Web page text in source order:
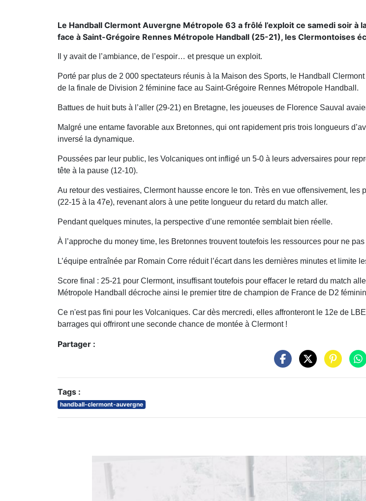
Le Handball Clermont Auvergne Métropole 63 a frôlé l’exploit ce samedi soir
face à Saint-Grégoire Rennes Métropole Handball (25-21), les Clermontoises
Il y avait de l’ambiance, de l’espoir… et presque un exploit.
Porté par plus de 2 000 spectateurs réunis à la Maison des Sports, le Handball
de la finale de Division 2 féminine face au Saint-Grégoire Rennes Métropole Handball.
Battues de huit buts à l’aller (29-21) en Bretagne, les joueuses de Florence Sauval
Malgré une entame favorable aux Bretonnes, qui ont rapidement pris trois longueurs
inversé la dynamique.
Poussées par leur public, les Volcaniques ont infligé un 5-0 à leurs adversaires pour
tête à la pause (12-10).
Au retour des vestiaires, Clermont hausse encore le ton. Très en vue offensivement, les
(22-15 à la 47e), revenant alors à une petite longueur du retard du match aller.
Pendant quelques minutes, la perspective d’une remontée semblait bien réelle.
À l’approche du money time, les Bretonnes trouvent toutefois les ressources pour ne pas
L’équipe entraînée par Romain Corre réduit l’écart dans les dernières minutes et limite
Score final : 25-21 pour Clermont, insuffisant toutefois pour effacer le retard du match
Métropole Handball décroche ainsi le premier titre de champion de France de D2
Ce n'est pas fini pour les Volcaniques. Car dès mercredi, elles affronteront le 12e de
barrages qui offriront une seconde chance de montée à Clermont !
Partager :
Tags :
handball-clermont-auvergne